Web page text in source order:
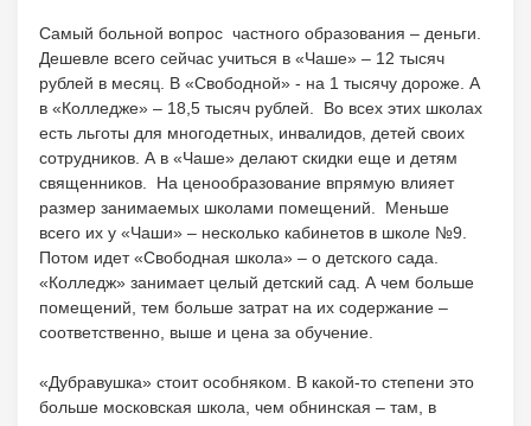
Самый больной вопрос частного образования – деньги.
Дешевле всего сейчас учиться в «Чаше» – 12 тысяч
рублей в месяц. В «Свободной» - на 1 тысячу дороже. А
в «Колледже» – 18,5 тысяч рублей. Во всех этих школах
есть льготы для многодетных, инвалидов, детей своих
сотрудников. А в «Чаше» делают скидки еще и детям
священников. На ценообразование впрямую влияет
размер занимаемых школами помещений. Меньше
всего их у «Чаши» – несколько кабинетов в школе №9.
Потом идет «Свободная школа» – о детского сада.
«Колледж» занимает целый детский сад. А чем больше
помещений, тем больше затрат на их содержание –
соответственно, выше и цена за обучение.
«Дубравушка» стоит особняком. В какой-то степени это
больше московская школа, чем обнинская – там, в